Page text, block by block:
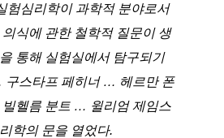
험심리학이 과학적 분야로서
식에 관한 철학적 질문이 생
통해 실험실에서 탐구되기
구스타프 페히너 … 헤르만 폰
헬름 분트 … 윌리엄 제임스
학의 문을 열었다.